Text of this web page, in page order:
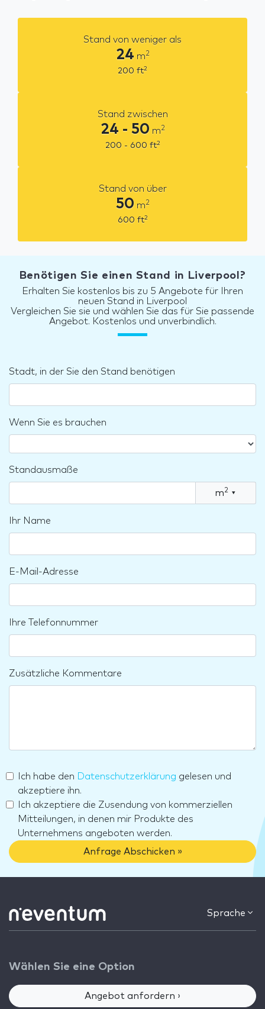
Stand von weniger als
24 m2
200 ft2
Stand zwischen
24 - 50 m2
200 - 600 ft2
Stand von über
50 m2
600 ft2
Benötigen Sie einen Stand in Liverpool?
Erhalten Sie kostenlos bis zu 5 Angebote für Ihren
neuen Stand in Liverpool
Vergleichen Sie sie und wählen Sie das für Sie passende
Angebot. Kostenlos und unverbindlich.
Stadt, in der Sie den Stand benötigen
Wenn Sie es brauchen
Standausmaße
m2 ▾
Ihr Name
E-Mail-Adresse
Ihre Telefonnummer
Zusätzliche Kommentare
Ich habe den Datenschutzerklärung gelesen und
akzeptiere ihn.
Ich akzeptiere die Zusendung von kommerziellen
Mitteilungen, in denen mir Produkte des
Unternehmens angeboten werden.
Anfrage Abschicken »
Sprache
Wählen Sie eine Option
Angebot anfordern ›